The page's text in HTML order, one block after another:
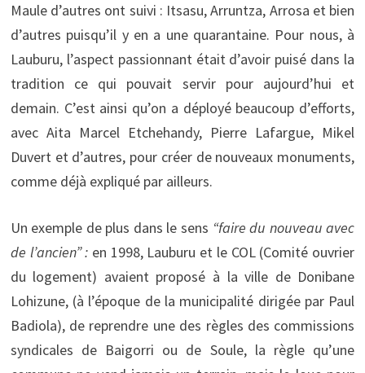
Maule d’autres ont suivi : Itsasu, Arruntza, Arrosa et bien
d’autres puisqu’il y en a une quarantaine. Pour nous, à
Lauburu, l’aspect passionnant était d’avoir puisé dans la
tradition ce qui pouvait servir pour aujourd’hui et
demain. C’est ainsi qu’on a déployé beaucoup d’efforts,
avec Aita Marcel Etchehandy, Pierre Lafargue, Mikel
Duvert et d’autres, pour créer de nouveaux monuments,
comme déjà expliqué par ailleurs.
Un exemple de plus dans le sens “faire du nouveau avec
de l’ancien” : en 1998, Lauburu et le COL (Comité ouvrier
du logement) avaient proposé à la ville de Donibane
Lohizune, (à l’époque de la municipalité dirigée par Paul
Badiola), de reprendre une des règles des commissions
syndicales de Baigorri ou de Soule, la règle qu’une